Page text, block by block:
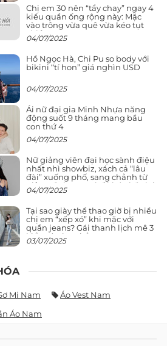
Chị em 30 nên “tẩy chay” ngay 4
kiểu quần ống rộng này: Mặc
vào trông vừa quê vừa kéo tụt
chiều cao
04/07/2025
Hồ Ngọc Hà, Chi Pu so body với
bikini “tí hon” giá nghìn USD
04/07/2025
Ái nữ đại gia Minh Nhựa năng
động suốt 9 tháng mang bầu
con thứ 4
04/07/2025
Nữ giảng viên đại học sành điệu
nhất nhì showbiz, xách cả “lâu
đài” xuống phố, sang chảnh từ
giảng đường ra phố khó ai đọ lại
04/07/2025
Tại sao giày thể thao giờ bị nhiều
chị em “xếp xó” khi mặc với
quần jeans? Gái thanh lịch mê 3
kiểu này hơn hẳn
03/07/2025
Mi Nam
Áo Vest Nam
Áo Nam